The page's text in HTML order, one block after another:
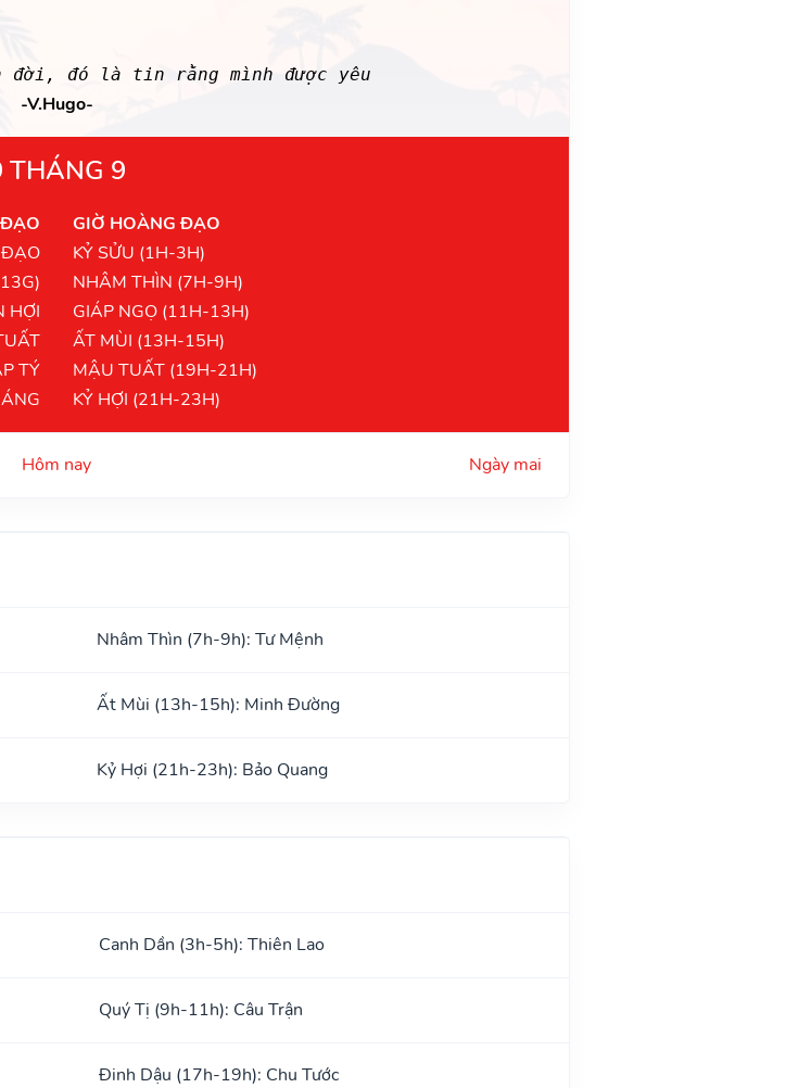
đời, đó là tin rằng mình được yêu
-V.Hugo-
THÁNG 9
ĐẠO
HỢI
TÝ
GIỜ HOÀNG ĐẠO
KỶ SỬU (1H-3H)
NHÂM THÌN (7H-9H)
GIÁP NGỌ (11H-13H)
ẤT MÙI (13H-15H)
MẬU TUẤT (19H-21H)
KỶ HỢI (21H-23H)
Hôm nay Ngày mai
Nhâm Thìn (7h-9h): Tư Mệnh
Ất Mùi (13h-15h): Minh Đường
Kỷ Hợi (21h-23h): Bảo Quang
Canh Dần (3h-5h): Thiên Lao
Quý Tị (9h-11h): Câu Trận
Đinh Dậu (17h-19h): Chu Tước